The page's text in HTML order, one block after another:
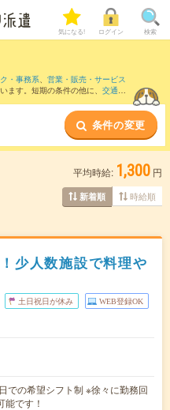
気になる! ログイン 検索
・事務系、 営業・販売・サービス
ます。短期の条件の他に、 交通費
条件の変更
平均時給: 1,300 円
新着順 時給順
少人数施設で料理や
土日祝日が休み WEB登録OK
での希望シフト制 ※徐々に勤務回
です！